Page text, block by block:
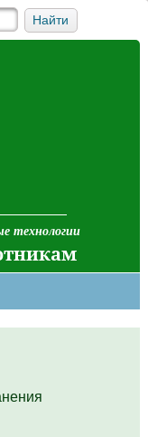
Найти
технологии